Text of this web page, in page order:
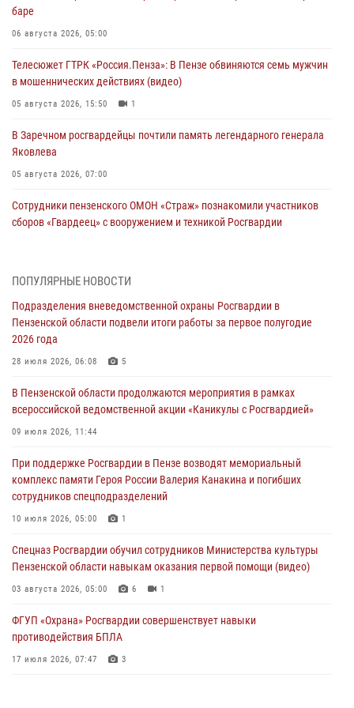
баре
06 августа 2026, 05:00
Телесюжет ГТРК «Россия.Пенза»: В Пензе обвиняются семь мужчин
в мошеннических действиях (видео)
05 августа 2026, 15:50 1
В Заречном росгвардейцы почтили память легендарного генерала
Яковлева
05 августа 2026, 07:00
Сотрудники пензенского ОМОН «Страж» познакомили участников
сборов «Гвардеец» с вооружением и техникой Росгвардии
В Пензе сотрудники Росгвардии оказали помощь
05 августа 2026, 04:00
В Пензе при силовой поддержке Росгвардии пресечена
деятельность ОПГ, маскировавшейся под реабилитационный центр
В Управлении Росгвардии по Пензенской области подвели итоги
04 августа 2026, 06:08
Росгвардия обеспечила безопасность праздничных мероприятий в
День ВДВ в Пензе
ПОПУЛЯРНЫЕ НОВОСТИ
Подразделения вневедомственной охраны Росгвардии в
Пензенской области подвели итоги работы за первое полугодие
2026 года
28 июля 2026, 06:08 5
В Пензенской области продолжаются мероприятия в рамках
всероссийской ведомственной акции «Каникулы с Росгвардией»
09 июля 2026, 11:44
При поддержке Росгвардии в Пензе возводят мемориальный
комплекс памяти Героя России Валерия Канакина и погибших
сотрудников спецподразделений
10 июля 2026, 05:00 1
Спецназ Росгвардии обучил сотрудников Министерства культуры
Пензенской области навыкам оказания первой помощи (видео)
03 августа 2026, 05:00 6 1
ФГУП «Охрана» Росгвардии совершенствует навыки
противодействия БПЛА
17 июля 2026, 07:47 3